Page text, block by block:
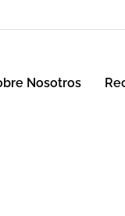
Nosotros